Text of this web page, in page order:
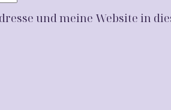
und meine Website in